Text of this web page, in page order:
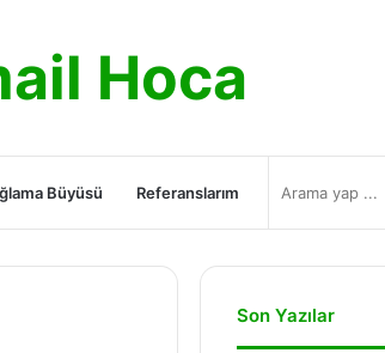
Hoca
Büyüsü Referanslarım
Son Yazılar